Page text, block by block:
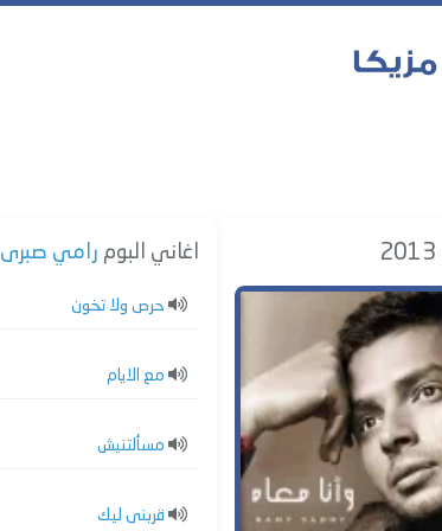
اغاني البوم رامي صبرى
حرص ولا تخون
مع الايام
مسألتنيش
قربنى ليك